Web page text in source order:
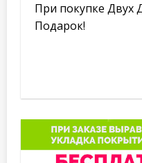
При покупке Двух
Подарок!